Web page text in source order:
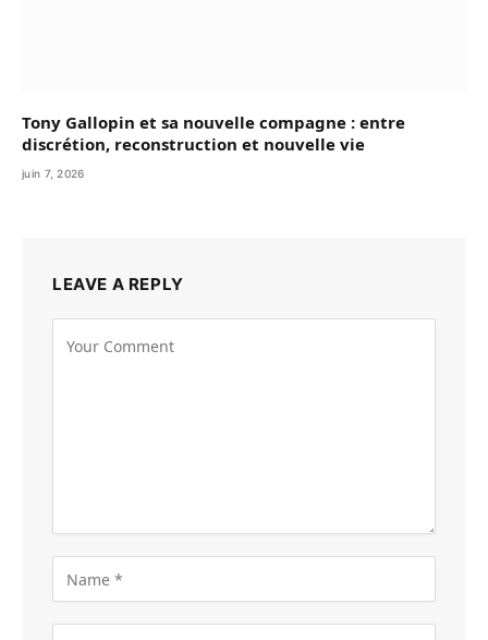
Tony Gallopin et sa nouvelle compagne : entre
discrétion, reconstruction et nouvelle vie
juin 7, 2026
LEAVE A REPLY